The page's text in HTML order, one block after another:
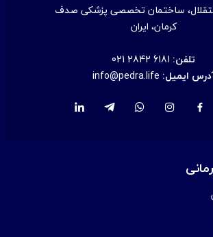
ساختمان تخصصی پزشکی صدف
کرمان، ایران
تلفن: 021 2842 6181
ایمیل: info@pedra.life